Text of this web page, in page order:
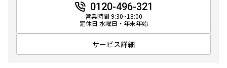
0120-496-321
営業時間 9:30~18:00
定休日 水曜日・年末年始
サービス詳細